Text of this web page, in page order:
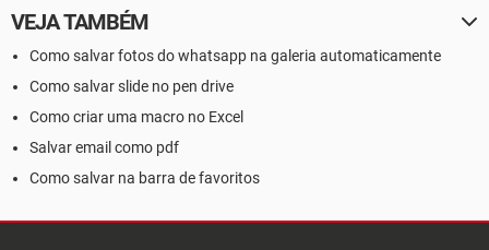
VEJA TAMBÉM
Como salvar fotos do whatsapp na galeria automaticamente
Como salvar slide no pen drive
Como criar uma macro no Excel
Salvar email como pdf
Como salvar na barra de favoritos